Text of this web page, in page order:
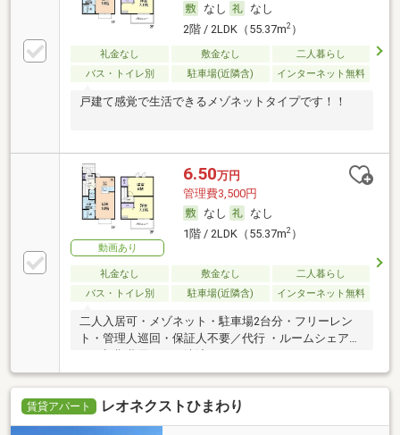
なし
なし
2階 / 2LDK（55.37m2）
礼金なし 敷金なし
二人暮らし
バス・トイレ別
駐車場(近隣含) インターネット無料
戸建て感覚で生活できるメゾネットタイプです！！
動画あり
6.50万円
管理費3,500円
なし
なし
1階 / 2LDK（55.37m2）
礼金なし 敷金なし
二人暮らし
バス・トイレ別
駐車場(近隣含) インターネット無料
二人入居可・メゾネット・駐車場2台分・フリーレン
ト・管理人巡回・保証人不要／代行 ・ルームシェア
可・初期費用カード決済可
賃貸アパート レオネクストひまわり